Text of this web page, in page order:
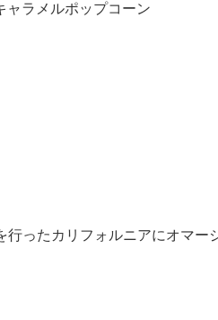
ャラメルポップコーン
ったカリフォルニアにオマー